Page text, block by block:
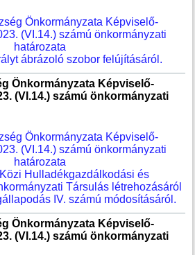
Önkormányzata Képviselő-
(VI.14.) számú önkormányzati
határozata
ábrázoló szobor felújításáról.
Önkormányzata Képviselő-
(VI.14.) számú önkormányzati
Önkormányzata Képviselő-
(VI.14.) számú önkormányzati
határozata
Hulladékgazdálkodási és
Társulás létrehozásáról
IV. számú módosításáról.
Önkormányzata Képviselő-
(VI.14.) számú önkormányzati